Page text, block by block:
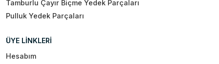
Tamburlu Çayır Biçme Yedek Parçaları
Pulluk Yedek Parçaları
ÜYE LİNKLERİ
Hesabım